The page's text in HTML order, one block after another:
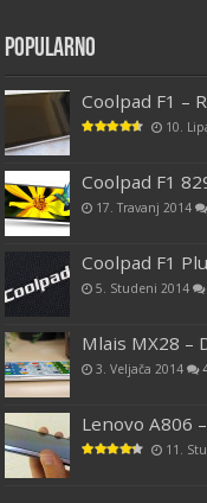
Popularno
Coolpad F1 –
10.
Coolpad F1
17. Travanj 2014
Coolpad F1
5. Studeni 2014
Mlais MX28 –
3. Veljača 2014
Lenovo A806
11.